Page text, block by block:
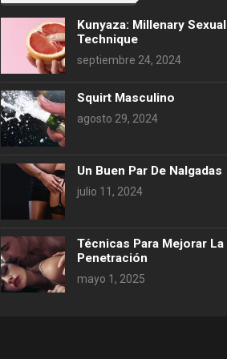
Kunyaza: Millenary Sexual
Technique
septiembre 24, 2024
Squirt Masculino
agosto 29, 2024
Un Buen Par De Nalgadas
julio 11, 2024
Técnicas Para Mejorar La
Penetración
mayo 1, 2025